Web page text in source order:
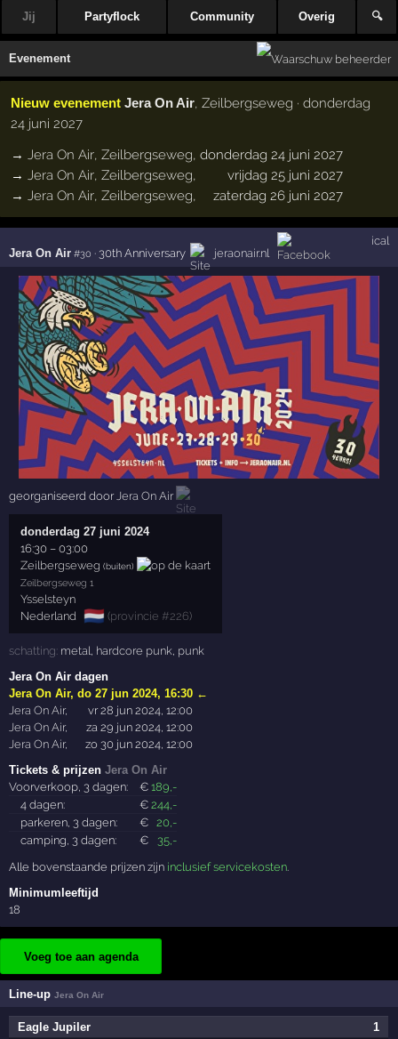
Jij Partyflock Community Overig 🔍
Evenement
Nieuw evenement Jera On Air, Zeilbergseweg · donderdag
24 juni 2027
→Jera On Air,Zeilbergseweg,donderdag 24 juni 2027
→Jera On Air,Zeilbergseweg,
vrijdag 25 juni 2027
→Jera On Air,Zeilbergseweg, zaterdag 26 juni 2027
Jera On Air #30 · 30th Anniversary jeraonair.nl
ical
georganiseerd doorJera On Air
donderdag 27 juni 2024
16:30 –03:00
Zeilbergseweg (buiten)
Zeilbergseweg 1
Ysselsteyn
Nederland
🇳🇱 (provincie #226)
schatting: metal hardcore punk punk
Jera On Air dagen
Jera On Air,do 27 jun 2024, 16:30 ←
Jera On Air,
vr 28 jun 2024, 12:00
Jera On Air,
za 29 jun 2024, 12:00
Jera On Air,
zo 30 jun 2024, 12:00
Tickets & prijzenJera On Air
Voorverkoop, 3 dagen:
€189,-
4 dagen:
€244,-
parkeren, 3 dagen:
€ 20,-
camping, 3 dagen:
€ 35,-
Alle bovenstaande prijzen zijn inclusief servicekosten
Minimumleeftijd
18
Voeg toe aan agenda
Line-upJera On Air
1
Eagle Jupiler